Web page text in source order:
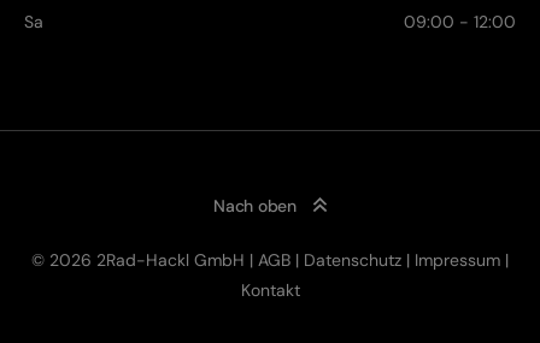
Sa 09:00 - 12:00
Nach oben
© 2026 2Rad-Hackl GmbH | AGB | Datenschutz | Impressum |
Kontakt